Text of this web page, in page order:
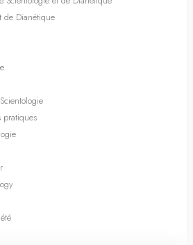
de Dianétique
pratiques